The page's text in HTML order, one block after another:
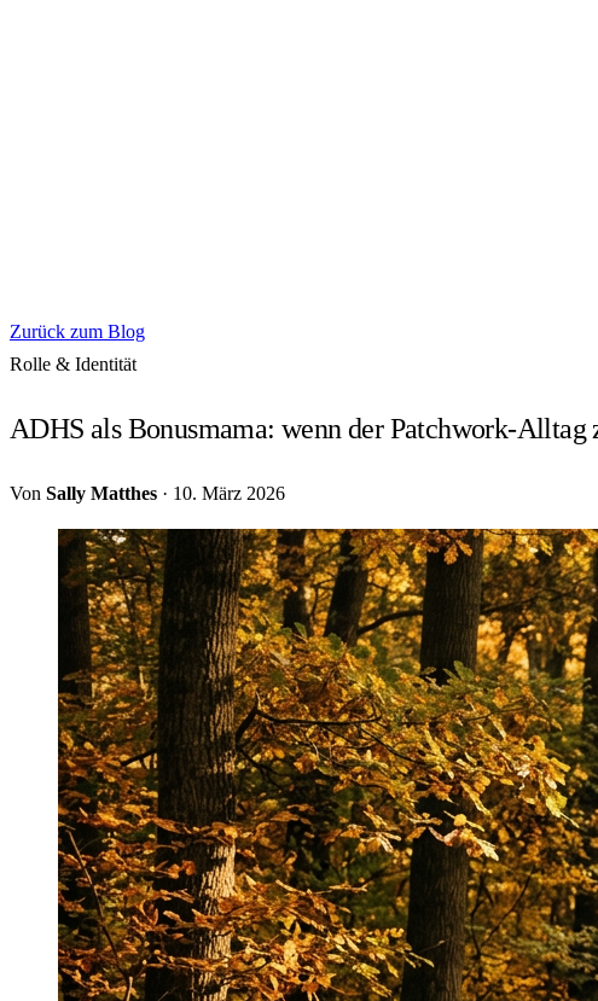
Zurück zum Blog
Rolle & Identität
ADHS als Bonusmama: wenn der Patchwork-
Von Sally Matthes · 10. März 2026